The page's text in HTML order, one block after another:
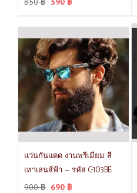
แว่นกันแดด งานพรีเมียม สี
เทาเลนส์ฟ้า – รหัส G103BE
900฿ 690 ฿